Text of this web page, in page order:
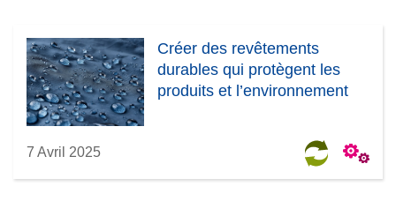
Créer des revêtements
durables qui protègent les
produits et l’environnement
7 Avril 2025